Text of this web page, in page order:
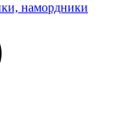
намордники